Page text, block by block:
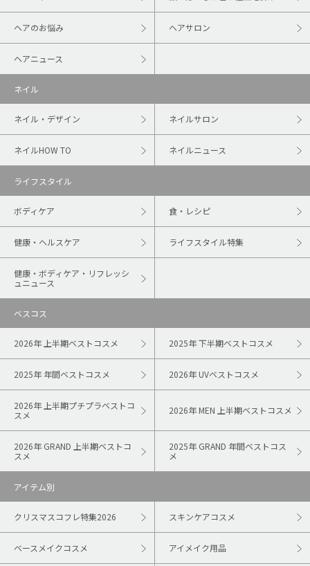
ヘアのお悩み ヘアサロン
ヘアニュース
ネイル
ネイル・デザイン ネイルサロン
ネイルHOW TO ネイルニュース
ライフスタイル
ボディケア 食・レシピ
健康・ヘルスケア ライフスタイル特集
健康・ボディケア・リフレッシ
ュニュース
ベスコス
2026年 上半期ベストコスメ 2025年 下半期ベストコスメ
2025年 年間ベストコスメ 2026年 UVベストコスメ
2026年 上半期プチプラベストコ
スメ
2026年 MEN 上半期ベストコスメ
2026年 GRAND 上半期ベストコ
スメ
2025年 GRAND 年間ベストコス
メ
アイテム別
クリスマスコフレ特集2026 スキンケアコスメ
ベースメイクコスメ アイメイク用品